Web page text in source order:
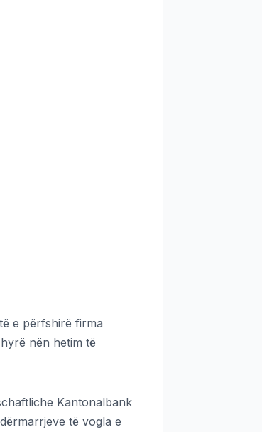
e përfshirë firma
nën hetim të
Kantonalbank
të vogla e